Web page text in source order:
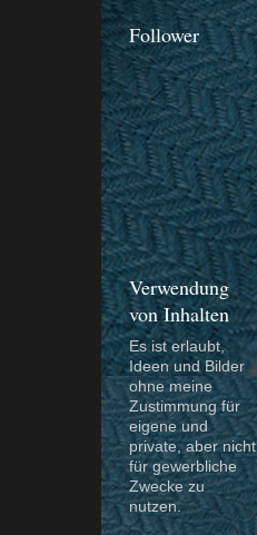
Follower
Verwendung
von Inhalten
Es ist erlaubt,
Ideen und Bilder
ohne meine
Zustimmung für
eigene und
private, aber nicht
für gewerbliche
Zwecke zu
nutzen.